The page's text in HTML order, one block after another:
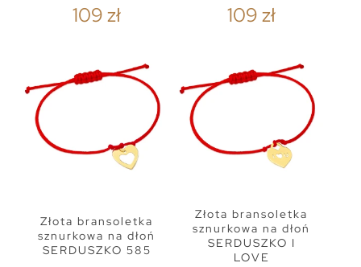
109 zł 109 zł
Złota bransoletka
sznurkowa na dłoń
SERDUSZKO 585
Złota bransoletka
sznurkowa na dłoń
SERDUSZKO I
LOVE